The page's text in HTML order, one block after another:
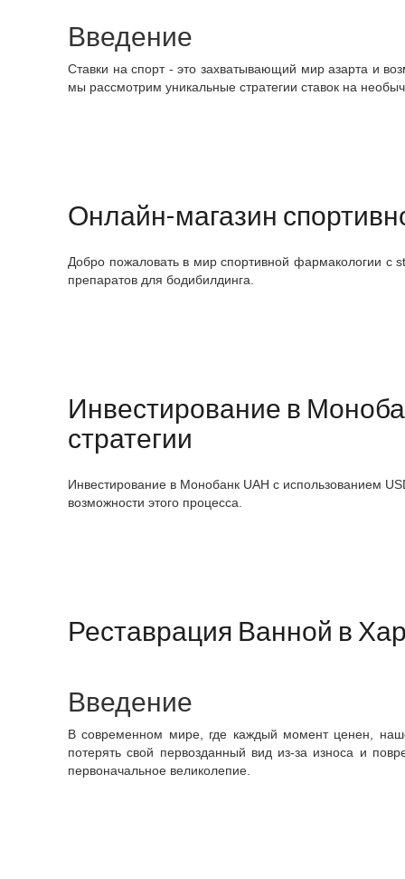
Введение
Ставки на спорт - это захватывающий мир азарта и
мы рассмотрим уникальные стратегии ставок на
Онлайн-магазин
Добро пожаловать в мир спортивной фармакологии с
препаратов для бодибилдинга.
Инвестирование в
стратегии
Инвестирование в Монобанк UAH с использованием
возможности этого процесса.
Реставрация Ванной в
Введение
В современном мире, где каждый момент ценен,
потерять свой первозданный вид из-за износа и
первоначальное великолепие.